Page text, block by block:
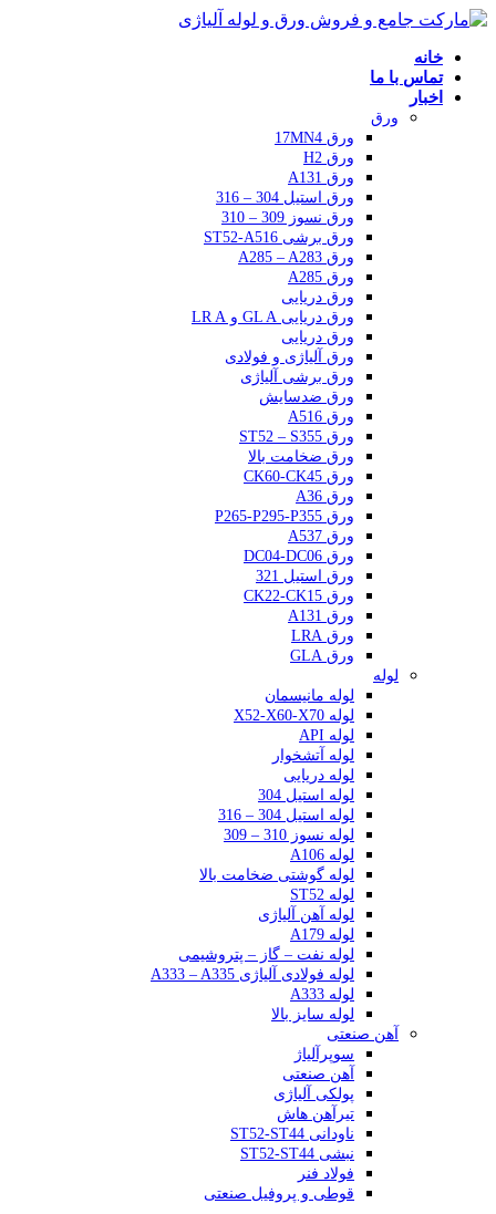
خانه
تماس با ما
اخبار
ورق
ورق 17MN4
ورق H2
ورق A131
ورق استیل 304 – 316
ورق نسوز 309 – 310
ورق برشی ST52-A516
ورق A285 – A283
ورق A285
ورق دریایی
ورق دریایی GL A و LR A
ورق دریایی
ورق آلیاژی و فولادی
ورق برشی آلیاژی
ورق ضدسایش
ورق A516
ورق ST52 – S355
ورق ضخامت بالا
ورق CK60-CK45
ورق A36
ورق P265-P295-P355
ورق A537
ورق DC04-DC06
ورق استیل 321
ورق CK22-CK15
ورق A131
ورق LRA
ورق GLA
لوله
لوله مانیسمان
لوله X52-X60-X70
لوله API
لوله آتشخوار
لوله دریایی
لوله استیل 304
لوله استیل 304 – 316
لوله نسوز 310 – 309
لوله A106
لوله گوشتی ضخامت بالا
لوله ST52
لوله آهن آلیاژی
لوله A179
لوله نفت – گاز – پتروشیمی
لوله فولادی آلیاژی A333 – A335
لوله A333
لوله سایز بالا
آهن صنعتی
سوپرآلیاژ
آهن صنعتی
پولکی آلیاژی
تیرآهن هاش
ناودانی ST52-ST44
نبشی ST52-ST44
فولاد فنر
قوطی و پروفیل صنعتی